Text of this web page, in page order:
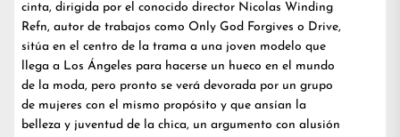
cinta, dirigida por el conocido director Nicolas Winding
Refn, autor de trabajos como Only God Forgives o Drive,
sitúa en el centro de la trama a una joven modelo que
llega a Los Ángeles para hacerse un hueco en el mundo
de la moda, pero pronto se verá devorada por un grupo
de mujeres con el mismo propósito y que ansían la
belleza y juventud de la chica, un argumento con alusión